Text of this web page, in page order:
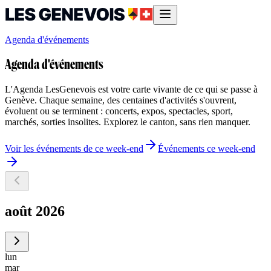
Agenda d'événements
Agenda d'événements
L'Agenda LesGenevois est votre carte vivante de ce qui se passe à
Genève. Chaque semaine, des centaines d'activités s'ouvrent,
évoluent ou se terminent : concerts, expos, spectacles, sport,
marchés, sorties insolites. Explorez le canton, sans rien manquer.
Voir les événements de ce week-end Événements ce week-end
août 2026
lun
mar